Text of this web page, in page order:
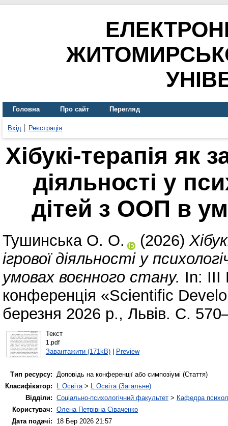
Головна Про сайт Перегляд
Вхід Реєстрація
Хібукі-терапія як
діяльності у
дітей з ООП в
Тушинська О. О. (2026)
ігрової діяльності у
умовах воєнного стану. In: III
конференція «Scientific
березня 2026 р., Львів. С.
Текст
1.pdf
Завантажити (171kB)| Preview
Тип ресурсу: Доповідь на конференції або симпозіумі (Стаття)
Класифікатор:
L Освіта> L Освіта (Загальне)
Відділи: Соціально-психологічний факультет > Кафедра
Користувач: Олена Петрівна Сіваченко
Дата подачі:
18 Бер 2026 21:57